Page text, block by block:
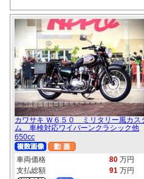
カワサキ Ｗ６５０ ミリタリー風カス
ム 車検対応ワイバーンクラシック他
650cc
車両価格 80 万円
支払総額
91 万円